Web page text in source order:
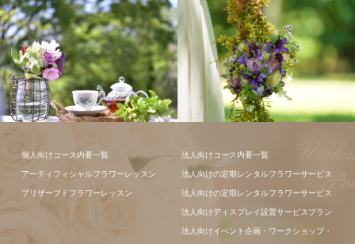
ンジメント
個人向けコース内要一覧
アーティフィシャルフラワーレッスン
プリザーブドフラワーレッスン
法人向けコース内要一覧
法人向けの定期レンタルフラワーサービス
法人向けの定期レンタルフラワーサービス
法人向けディスプレイ設置サービスプラン
法人向けイベント企画・ワークショップ・